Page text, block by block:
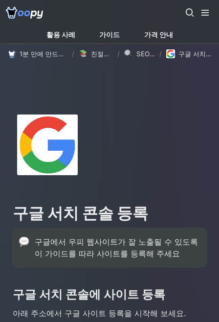
활용 사례 가이드 가격 안내
1분 만에 만드는 노션 웹사이트, 우피! / 친절한 가이드 / SEO 가이드 / 구글 서치 콘솔 등록
구글 서치 콘솔 등록
구글에서 우피 웹사이트가 잘 노출될 수 있도록
이 가이드를 따라 사이트를 등록해 주세요
구글 서치 콘솔에 사이트 등록
아래 주소에서 구글 사이트 등록을 시작해 보세요.